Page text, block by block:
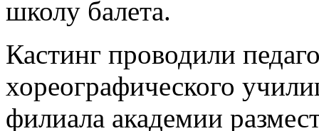
школу балета.
Кастинг проводили
хореографического
филиала академии